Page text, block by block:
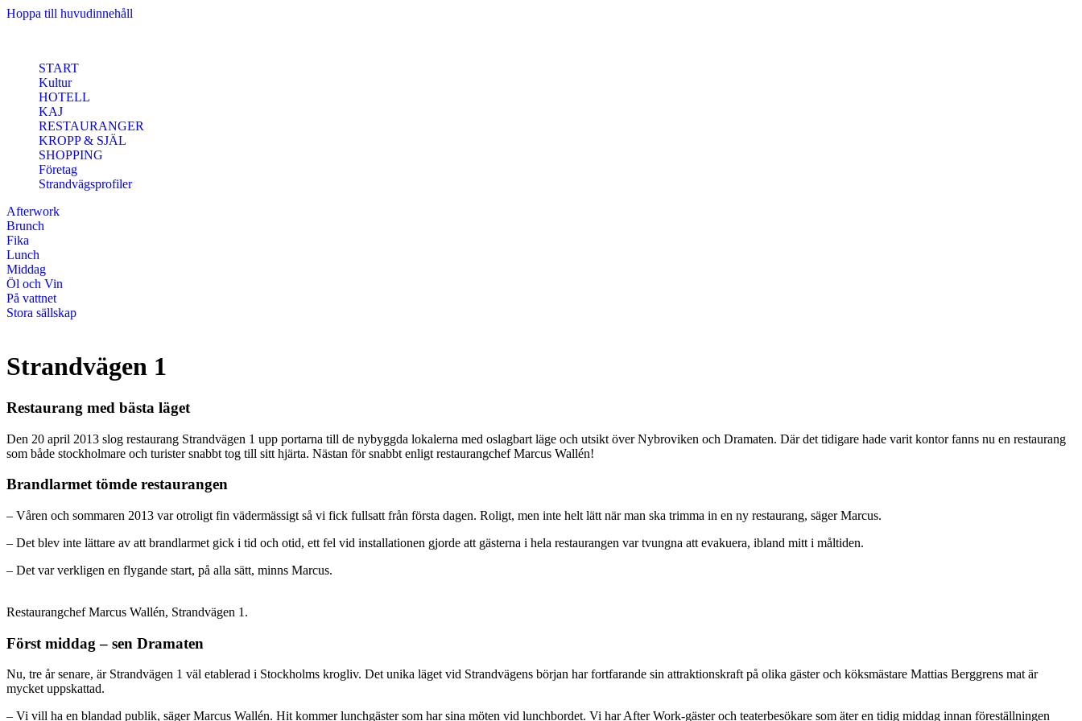
Hoppa till huvudinnehåll
START
Kultur
HOTELL
KAJ
RESTAURANGER
KROPP & SJÄL
SHOPPING
Företag
Strandvägsprofiler
Afterwork
Brunch
Fika
Lunch
Middag
Öl och Vin
På vattnet
Stora sällskap
Strandvägen 1
Restaurang med bästa läget
Den 20 april 2013 slog restaurang Strandvägen 1 upp portarna till de nybyggda lokalerna med oslagbart läge och utsikt över Nybroviken och Dramaten. Där det tidigare hade varit kontor fanns nu en restaurang
som både stockholmare och turister snabbt tog till sitt hjärta. Nästan för snabbt enligt restaurangchef Marcus Wallén!
Brandlarmet tömde restaurangen
– Våren och sommaren 2013 var otroligt fin vädermässigt så vi fick fullsatt från första dagen. Roligt, men inte helt lätt när man ska trimma in en ny restaurang, säger Marcus.
– Det blev inte lättare av att brandlarmet gick i tid och otid, ett fel vid installationen gjorde att gästerna i hela restaurangen var tvungna att evakuera, ibland mitt i måltiden.
– Det var verkligen en flygande start, på alla sätt, minns Marcus.
Restaurangchef Marcus Wallén, Strandvägen 1.
Först middag – sen Dramaten
Nu, tre år senare, är Strandvägen 1 väl etablerad i Stockholms krogliv. Det unika läget vid Strandvägens början har fortfarande sin attraktionskraft på olika gäster och köksmästare Mattias Berggrens mat är
mycket uppskattad.
– Vi vill ha en blandad publik, säger Marcus Wallén. Hit kommer lunchgäster som har sina möten vid lunchbordet. Vi har After Work-gäster och teaterbesökare som äter en tidig middag innan föreställningen